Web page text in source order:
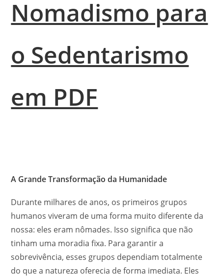
Nomadismo para
o Sedentarismo
em PDF
A Grande Transformação da Humanidade
Durante milhares de anos, os primeiros grupos
humanos viveram de uma forma muito diferente da
nossa: eles eram nômades. Isso significa que não
tinham uma moradia fixa. Para garantir a
sobrevivência, esses grupos dependiam totalmente
do que a natureza oferecia de forma imediata. Eles